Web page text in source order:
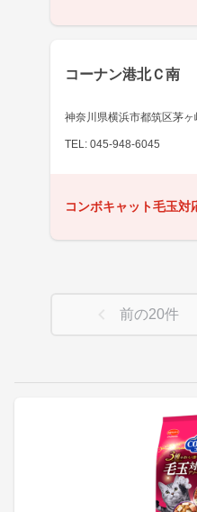
コーナン港北Ｃ南
神奈川県横浜市都筑区茅
TEL: 045-948-6045
コンボキャット毛玉対
前の20件